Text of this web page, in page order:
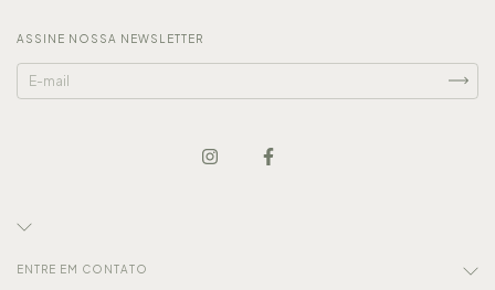
ASSINE NOSSA NEWSLETTER
ENTRE EM CONTATO